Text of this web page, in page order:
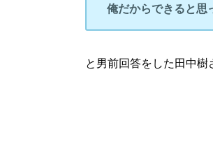
俺だからできると思
と男前回答をした田中樹